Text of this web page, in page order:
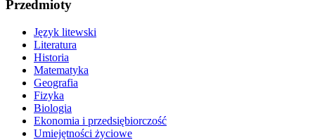
Przedmioty
Język litewski
Literatura
Historia
Matematyka
Geografia
Fizyka
Biologia
Ekonomia i przedsiębiorczość
Umiejętności życiowe